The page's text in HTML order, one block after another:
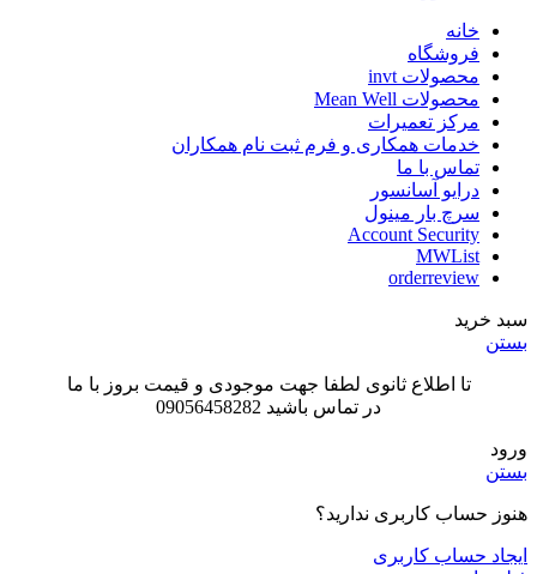
خانه
فروشگاه
محصولات invt
محصولات Mean Well
مرکز تعمیرات
خدمات همکاری و فرم ثبت نام همکاران
تماس با ما
درایو آسانسور
سرچ بار مینول
Account Security
MWList
orderreview
سبد خرید
بستن
تا اطلاع ثانوی لطفا جهت موجودی و قیمت بروز با ما
در تماس باشید 09056458282
ورود
بستن
هنوز حساب کاربری ندارید؟
ایجاد حساب کاربری